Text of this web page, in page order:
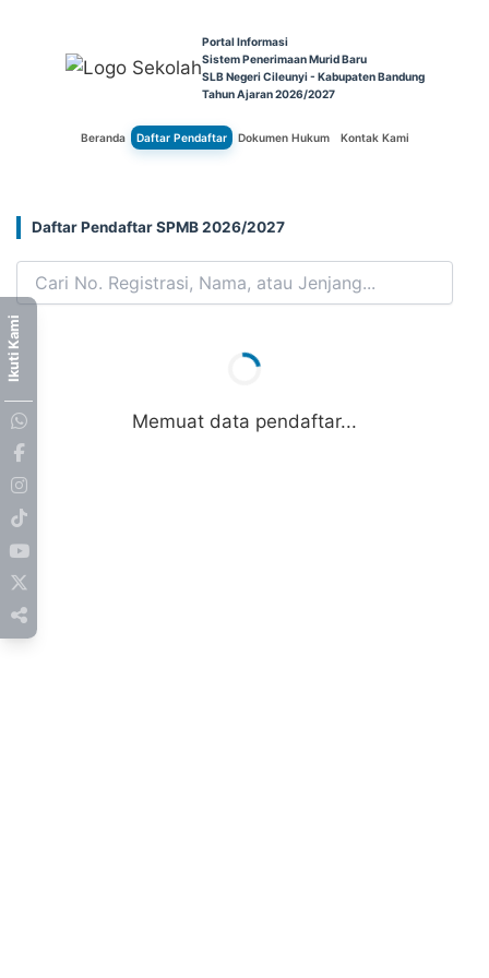
Portal Informasi
Sistem Penerimaan Murid Baru
SLB Negeri Cileunyi - Kabupaten Bandung
Tahun Ajaran 2026/2027
Beranda Daftar Pendaftar Dokumen Hukum Kontak Kami
Daftar Pendaftar SPMB 2026/2027
Memuat data pendaftar...
Ikuti Kami